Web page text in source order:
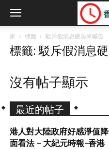
家 標籤 駁斥假消息硬起來喊告
標籤: 駁斥假消息
沒有帖子顯示
最近的帖子
港人對大陸政府好感淨值
面看法 – 大紀元時報-香港